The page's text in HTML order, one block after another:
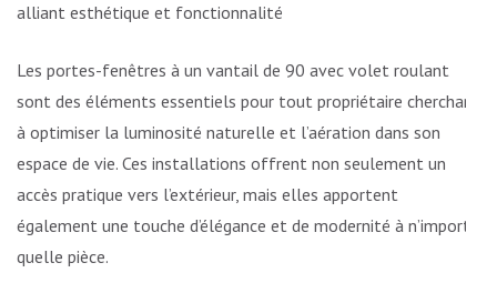
alliant esthétique et fonctionnalité
Les portes-fenêtres à un vantail de 90 avec volet roulant
sont des éléments essentiels pour tout propriétaire cherchant
à optimiser la luminosité naturelle et l’aération dans son
espace de vie. Ces installations offrent non seulement un
accès pratique vers l’extérieur, mais elles apportent
également une touche d’élégance et de modernité à n’importe
quelle pièce.